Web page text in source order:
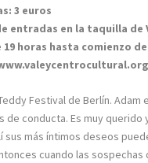
3 euros
entradas en la taquilla de
19 horas hasta comienzo
Festival de Berlín.
conducta. Es muy
más íntimos deseos
cuando las